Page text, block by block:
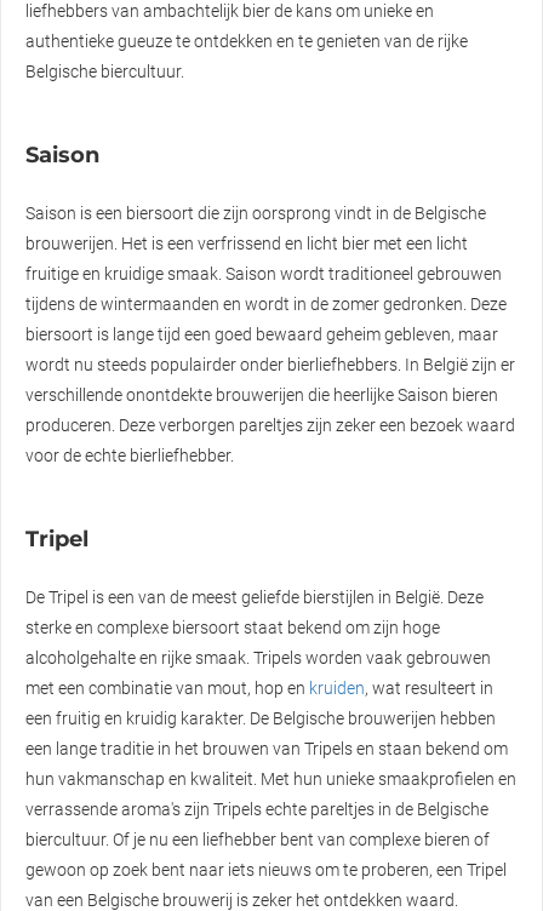
liefhebbers van ambachtelijk bier de kans om unieke en
authentieke gueuze te ontdekken en te genieten van de rijke
Belgische biercultuur.
Saison
Saison is een biersoort die zijn oorsprong vindt in de Belgische
brouwerijen. Het is een verfrissend en licht bier met een licht
fruitige en kruidige smaak. Saison wordt traditioneel gebrouwen
tijdens de wintermaanden en wordt in de zomer gedronken. Deze
biersoort is lange tijd een goed bewaard geheim gebleven, maar
wordt nu steeds populairder onder bierliefhebbers. In België zijn er
verschillende onontdekte brouwerijen die heerlijke Saison bieren
produceren. Deze verborgen pareltjes zijn zeker een bezoek waard
voor de echte bierliefhebber.
Tripel
De Tripel is een van de meest geliefde bierstijlen in België. Deze
sterke en complexe biersoort staat bekend om zijn hoge
alcoholgehalte en rijke smaak. Tripels worden vaak gebrouwen
met een combinatie van mout, hop en kruiden, wat resulteert in
een fruitig en kruidig karakter. De Belgische brouwerijen hebben
een lange traditie in het brouwen van Tripels en staan bekend om
hun vakmanschap en kwaliteit. Met hun unieke smaakprofielen en
verrassende aroma's zijn Tripels echte pareltjes in de Belgische
biercultuur. Of je nu een liefhebber bent van complexe bieren of
gewoon op zoek bent naar iets nieuws om te proberen, een Tripel
van een Belgische brouwerij is zeker het ontdekken waard.